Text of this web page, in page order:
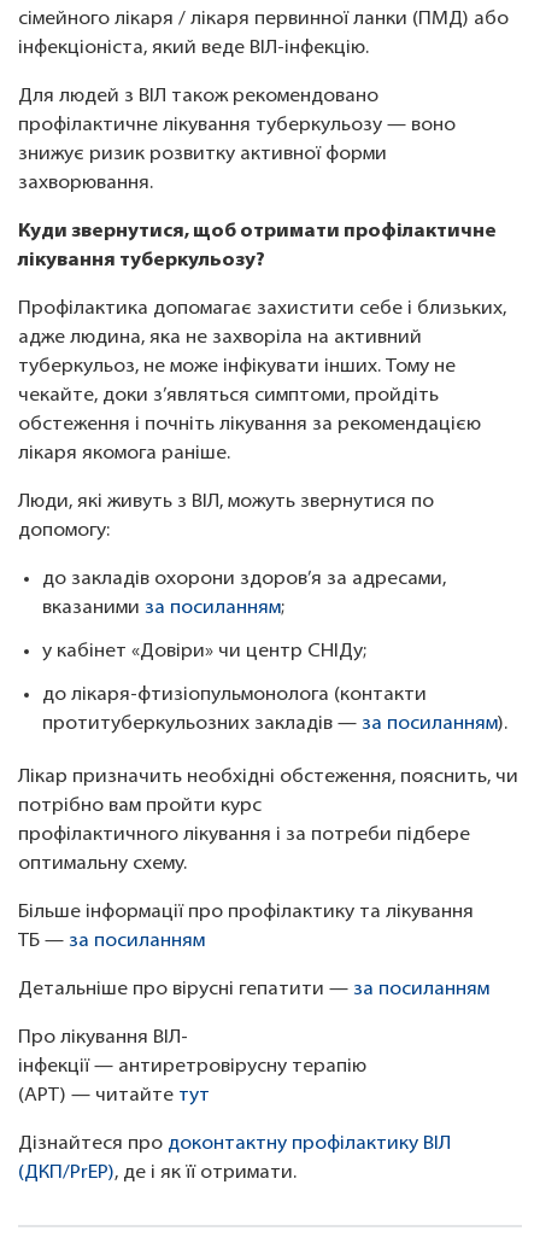
сімейного лікаря / лікаря первинної ланки (ПМД) або
інфекціоніста, який веде ВІЛ-інфекцію.
Для людей з ВІЛ також рекомендовано
профілактичне лікування туберкульозу — воно
знижує ризик розвитку активної форми
захворювання.
Куди звернутися, щоб отримати профілактичне
лікування туберкульозу?
Профілактика допомагає захистити себе і близьких,
адже людина, яка не захворіла на активний
туберкульоз, не може інфікувати інших. Тому не
чекайте, доки з’являться симптоми, пройдіть
обстеження і почніть лікування за рекомендацією
лікаря якомога раніше.
Люди, які живуть з ВІЛ, можуть звернутися по
допомогу:
до закладів охорони здоров’я за адресами,
вказаними за посиланням;
у кабінет «Довіри» чи центр СНІДу;
до лікаря-фтизіопульмонолога (контакти
протитуберкульозних закладів — за посиланням).
Лікар призначить необхідні обстеження, пояснить, чи
потрібно вам пройти курс
профілактичного лікування і за потреби підбере
оптимальну схему.
Більше інформації про профілактику та лікування
ТБ — за посиланням
Детальніше про вірусні гепатити — за посиланням
Про лікування ВІЛ-
інфекції — антиретровірусну терапію
(АРТ) — читайте тут
Дізнайтеся про доконтактну профілактику ВІЛ
(ДКП/PrEP), де і як її отримати.